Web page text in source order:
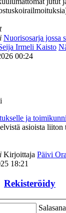
Nuorisosarja jossa
Irmeli Kaisto
00:24
ja
asioista
Kirjoittaja Päivi
18:21
Rekisteröidy